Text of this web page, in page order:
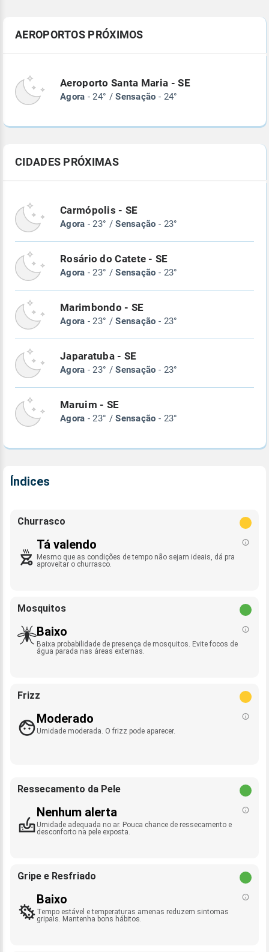
AEROPORTOS PRÓXIMOS
Aeroporto Santa Maria - SE
Agora - 24° /Sensação - 24°
CIDADES PRÓXIMAS
Carmópolis - SE
Agora - 23° /Sensação - 23°
Rosário do Catete - SE
Agora - 23° /Sensação - 23°
Marimbondo - SE
Agora - 23° /Sensação - 23°
Japaratuba - SE
Agora - 23° /Sensação - 23°
Maruim - SE
Agora - 23° /Sensação - 23°
Índices
Churrasco
Tá valendo
Mesmo que as condições de tempo não sejam ideais, dá pra
aproveitar o churrasco.
Mosquitos
Baixo
Baixa probabilidade de presença de mosquitos. Evite focos de
água parada nas áreas externas.
Frizz
Moderado
Umidade moderada. O frizz pode aparecer.
Ressecamento da Pele
Nenhum alerta
Umidade adequada no ar. Pouca chance de ressecamento e
desconforto na pele exposta.
Gripe e Resfriado
Baixo
Tempo estável e temperaturas amenas reduzem sintomas
gripais. Mantenha bons hábitos.